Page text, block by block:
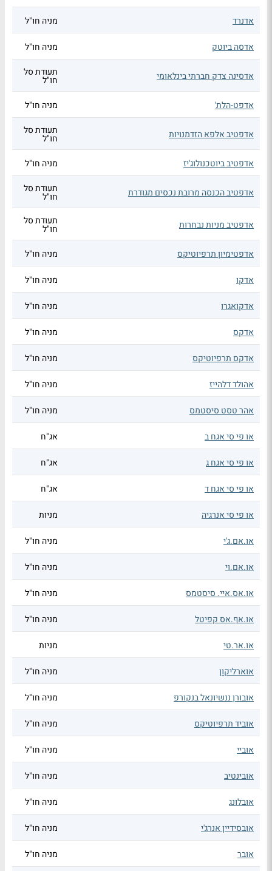
אדנרד מניה חו"ל
אדסה ביוטק מניה חו"ל
אדסינה צדק חברתי בינלאומי תעודת סל
חו"ל
אדפט-הלת'
מניה חו"ל
אדפטיב אלפא הזדמנויות תעודת סל
חו"ל
אדפטיב ביוטכנולוג'יז
מניה חו"ל
אדפטיב הכנסה מרובת נכסים מגודרת תעודת סל
חו"ל
אדפטיב מניות נבחרות תעודת סל
חו"ל
אדפטימיון תרפיוטיקס
מניה חו"ל
אדקו מניה חו"ל
אדקואגרו מניה חו"ל
אדקס מניה חו"ל
אדקס תרפיוטיקס מניה חו"ל
אהולד דלהייז מניה חו"ל
אהר טסט סיסטמס מניה חו"ל
או פי סי אגח ב אג"ח
או פי סי אגח ג אג"ח
או פי סי אגח ד אג"ח
או פי סי אנרגיה מניות
או.אם.ג'י מניה חו"ל
או.אם.וי מניה חו"ל
או.אס.איי. סיסטמס מניה חו"ל
או.אף.אס קפיטל מניה חו"ל
או.אר.טי מניות
אוארליקון מניה חו"ל
אובורן ננשיונאל בנקורפ מניה חו"ל
אוביד תרפיוטיקס מניה חו"ל
אוביי מניה חו"ל
אובינטיב מניה חו"ל
אובלונג מניה חו"ל
אובסידיין אנרג'י מניה חו"ל
אובר מניה חו"ל